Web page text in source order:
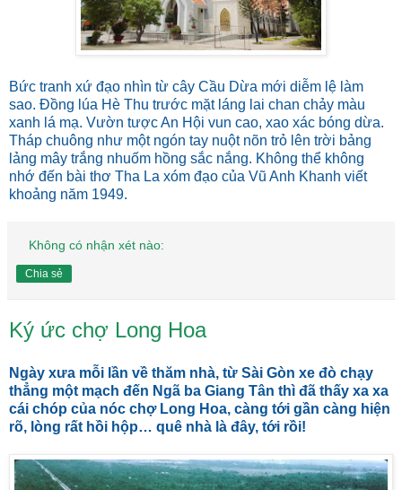
Bức tranh xứ đạo nhìn từ cây Cầu Dừa mới diễm lệ làm
sao. Ðồng lúa Hè Thu trước mặt láng lai chan chảy màu
xanh lá mạ. Vườn tược An Hội vun cao, xao xác bóng dừa.
Tháp chuông như một ngón tay nuột nõn trỏ lên trời bảng
lảng mây trắng nhuốm hồng sắc nắng. Không thể không
nhớ đến bài thơ Tha La xóm đạo của Vũ Anh Khanh viết
khoảng năm 1949.
Không có nhận xét nào:
Chia sẻ
Ký ức chợ Long Hoa
Ngày xưa mỗi lần về thăm nhà, từ Sài Gòn xe đò chạy
thẳng một mạch đến Ngã ba Giang Tân thì đã thấy xa xa
cái chóp của nóc chợ Long Hoa, càng tới gần càng hiện
rõ, lòng rất hồi hộp… quê nhà là đây, tới rồi!